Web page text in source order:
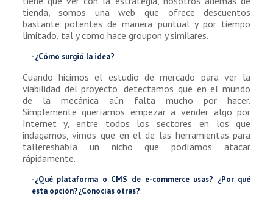
tienda, somos una web que ofrece descuentos
bastante potentes de manera puntual y por tiempo
limitado, tal y como hace groupon y similares.
-¿Cómo surgió la idea?
Cuando hicimos el estudio de mercado para ver la
viabilidad del proyecto, detectamos que en el mundo
de la mecánica aún falta mucho por hacer.
Simplemente queríamos empezar a vender algo por
Internet y, entre todos los sectores en los que
indagamos, vimos que en el de las herramientas para
tallereshabía un nicho que podíamos atacar
rápidamente.
-¿Qué plataforma o CMS de e-commerce usas? ¿Por qué
esta opción?¿Conocías otras?